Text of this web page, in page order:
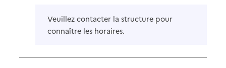
Veuillez contacter la structure pour
connaître les horaires.